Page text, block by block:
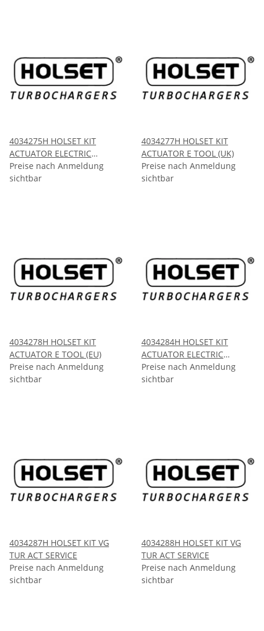
4034275H HOLSET KIT
ACTUATOR ELECTRIC
HE400VG
Preise nach Anmeldung
sichtbar
4034277H HOLSET KIT
ACTUATOR E TOOL (UK)
Preise nach Anmeldung
sichtbar
4034278H HOLSET KIT
ACTUATOR E TOOL (EU)
Preise nach Anmeldung
sichtbar
4034284H HOLSET KIT
ACTUATOR ELECTRIC
HE531VE
Preise nach Anmeldung
sichtbar
4034287H HOLSET KIT VG
TUR ACT SERVICE
Preise nach Anmeldung
sichtbar
4034288H HOLSET KIT VG
TUR ACT SERVICE
Preise nach Anmeldung
sichtbar